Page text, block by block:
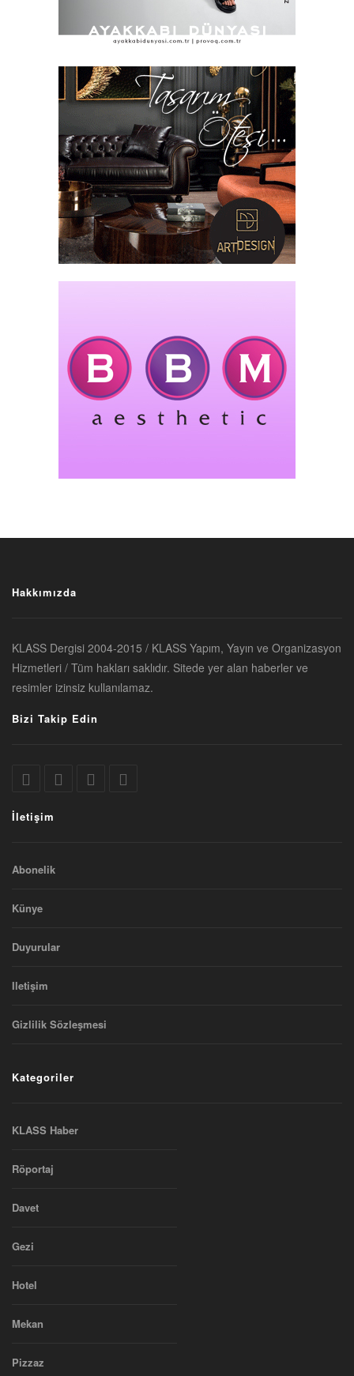
Hakkımızda
KLASS Dergisi 2004-2015 / KLASS Yapım, Yayın ve Organizasyon
Hizmetleri / Tüm hakları saklıdır. Sitede yer alan haberler ve
resimler izinsiz kullanılamaz.
Bizi Takip Edin
İletişim
Abonelik
Künye
Duyurular
Iletişim
Gizlilik Sözleşmesi
Kategoriler
KLASS Haber
Röportaj
Davet
Gezi
Hotel
Mekan
Pizzaz